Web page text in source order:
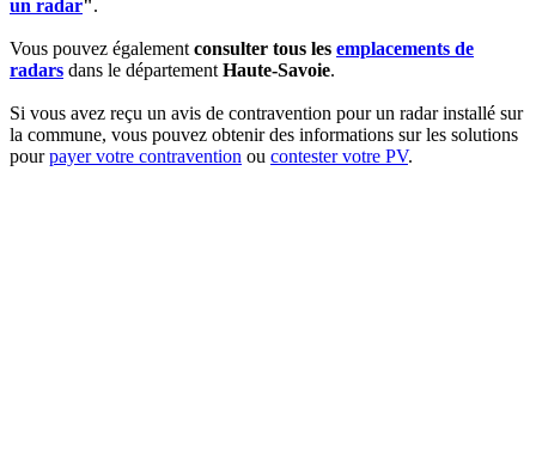
un radar".
Vous pouvez égalementconsulter tous les emplacements de
radars dans le départementHaute-Savoie.
Si vous avez reçu un avis de contravention pour un radar installé sur
la commune, vous pouvez obtenir des informations sur les solutions
pourpayer votre contravention ou contester votre PV.